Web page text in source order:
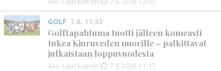
GOLF 7.8. 11:33
Golftapahtuma tuotti jälleen komeasti
tukea Kiuruveden nuorille – palkittavat
julkaistaan loppuvuodesta
Aku Laatikainen 7.8.2026 11:33